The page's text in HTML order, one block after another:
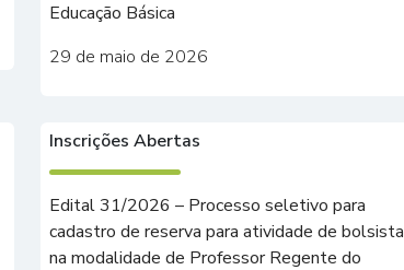
Educação Básica
29 de maio de 2026
Inscrições Abertas
Edital 31/2026 – Processo seletivo para
cadastro de reserva para atividade de bolsista
na modalidade de Professor Regente do